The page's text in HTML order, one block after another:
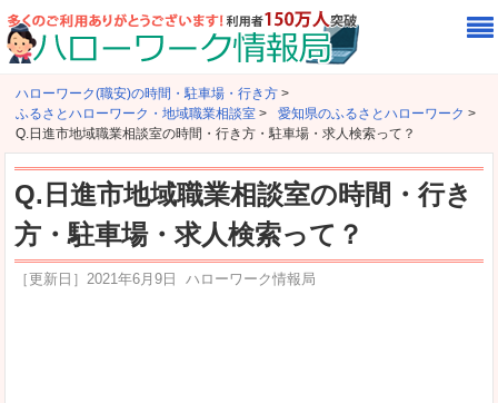
ハローワーク(職安)の時間・駐車場・行き方 >
ふるさとハローワーク・地域職業相談室 > 愛知県のふるさとハローワーク >
Q.日進市地域職業相談室の時間・行き方・駐車場・求人検索って？
Q.日進市地域職業相談室の時間・行き
方・駐車場・求人検索って？
［更新日］ 2021年6月9日 ハローワーク情報局